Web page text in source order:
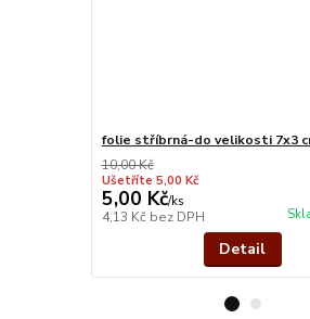
folie stříbrná-do velikosti 7x3
10,00 Kč
Ušetříte 5,00 Kč
5,00 Kč/ks
4,13 Kč bez DPH
Detail